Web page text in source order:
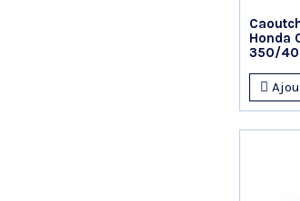
Honda
350/